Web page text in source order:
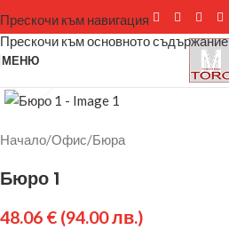
Прескочи към навигация
Прескочи към основното съдържание
МЕНЮ
Щракнете за уголемяване
Начало/Офис/Бюра
Бюро 1
48.06 € (94.00 лв.)